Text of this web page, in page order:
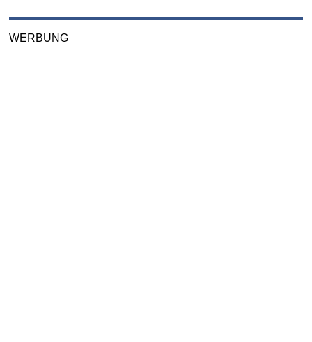
WERBUNG